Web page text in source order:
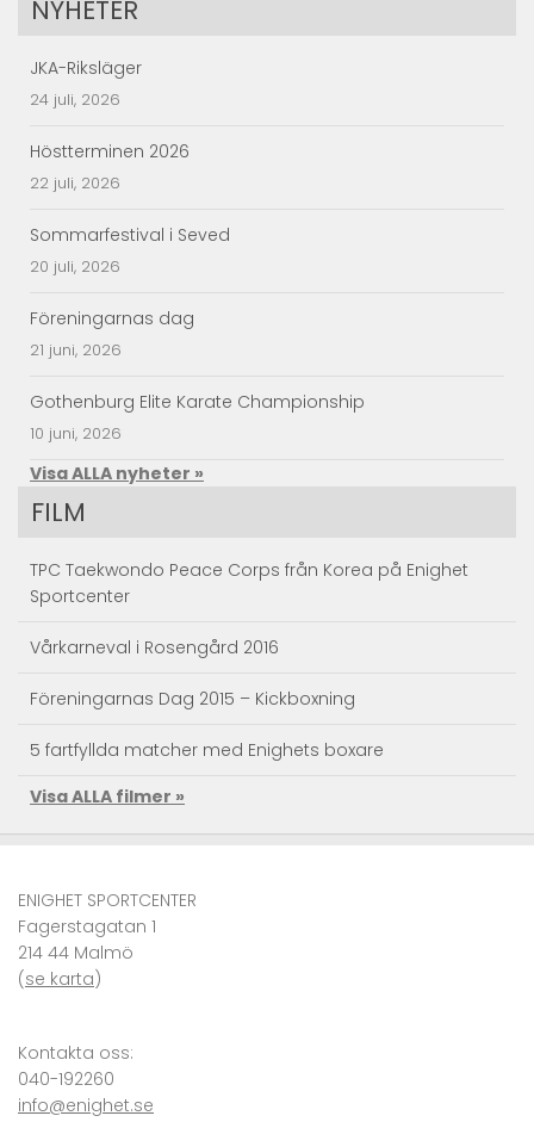
NYHETER
JKA-Riksläger
24 juli, 2026
Höstterminen 2026
22 juli, 2026
Sommarfestival i Seved
20 juli, 2026
Föreningarnas dag
21 juni, 2026
Gothenburg Elite Karate Championship
10 juni, 2026
Visa ALLA nyheter »
FILM
TPC Taekwondo Peace Corps från Korea på Enighet
Sportcenter
Vårkarneval i Rosengård 2016
Föreningarnas Dag 2015 – Kickboxning
5 fartfyllda matcher med Enighets boxare
Taekwondo Träningsläger
Se Superkicken – JKA RM Sweden 2010 Karate
VM i karate – självförsvar i världsklass
Visa ALLA filmer »
ENIGHET SPORTCENTER
Fagerstagatan 1
214 44 Malmö
(se karta)
Kontakta oss:
040-192260
info@enighet.se